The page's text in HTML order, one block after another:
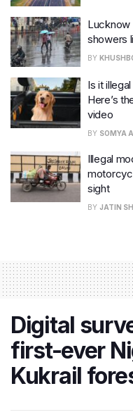
Lucknow
showers
BY
Is it
Here’s
video
BY SOMYA
Illegal
sight
BY JATIN
Digital
first-ever
Kukrail